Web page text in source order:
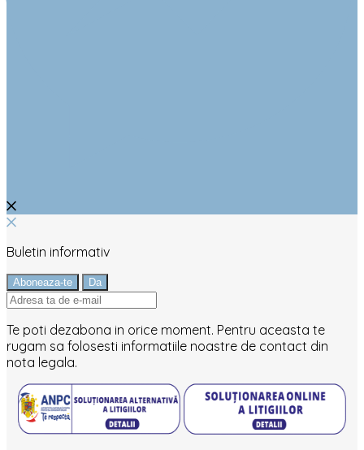
Buletin informativ
Te poti dezabona in orice moment. Pentru aceasta te
rugam sa folosesti informatiile noastre de contact din
nota legala.